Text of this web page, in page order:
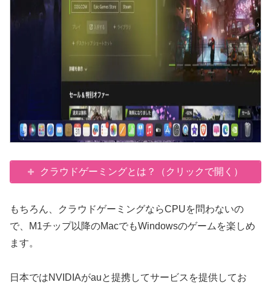
クラウドゲーミングとは？（クリックで開く）
もちろん、クラウドゲーミングならCPUを問わないの
で、M1チップ以降のMacでもWindowsのゲームを楽しめ
ます。
日本ではNVIDIAがauと提携してサービスを提供してお